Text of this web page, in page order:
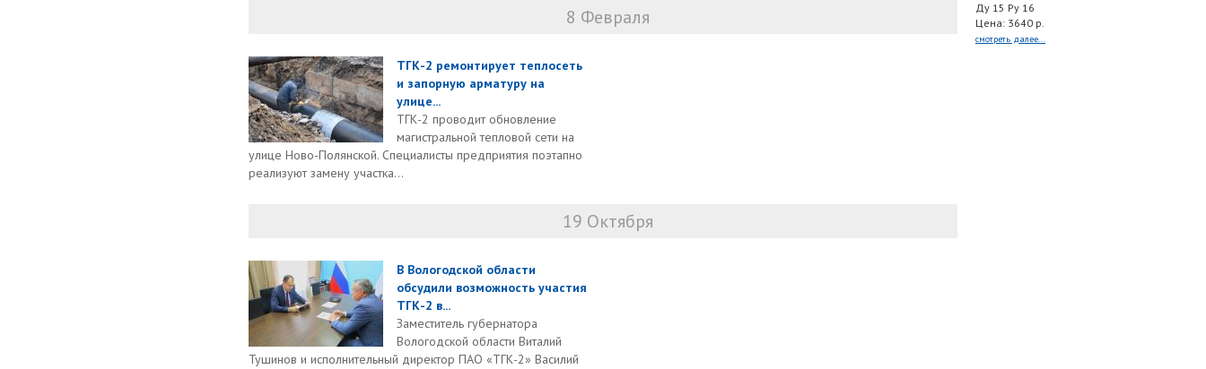
8 Февраля
ТГК-2 ремонтирует теплосеть
и запорную арматуру на
улице...
ТГК-2 проводит обновление
магистральной тепловой сети на
улице Ново-Полянской. Специалисты предприятия поэтапно
реализуют замену участка...
19 Октября
В Вологодской области
обсудили возможность участия
ТГК-2 в...
Заместитель губернатора
Вологодской области Виталий
Тушинов и исполнительный директор ПАО «ТГК-2» Василий
Ду 15 Ру 16
Цена: 3640 р.
смотреть далее...